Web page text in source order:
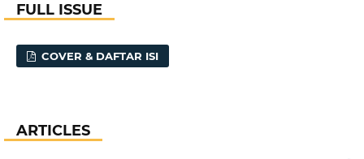
FULL ISSUE
COVER & DAFTAR ISI
ARTICLES